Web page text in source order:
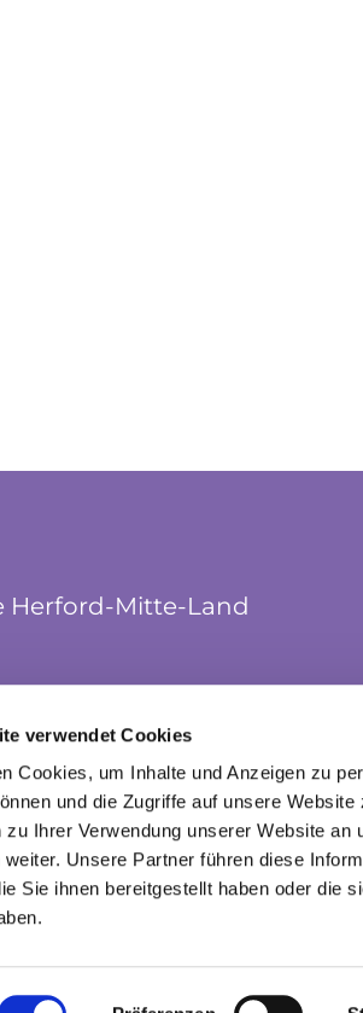
verwendet Cookies
Cookies, um Inhalte und Anzeigen zu
und die Zugriffe auf unsere
zu Ihrer Verwendung unserer Website
weiter. Unsere Partner führen diese
Sie ihnen bereitgestellt haben oder die
Herford-Mitte-Land